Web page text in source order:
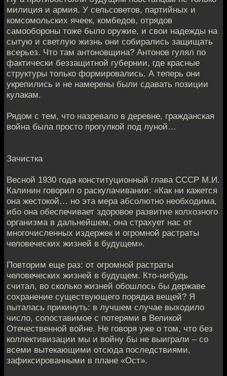
милиция и армия. У сельсоветов, партийных и
комсомольских ячеек, комбедов, отрядов
самообороны тоже было оружие, и свои надежды на
сытую и светлую жизнь они собирались защищать
всерьез. Что там антоновщина? Антонов гулял по
фактически беззащитной губернии, где красные
структуры только формировались. А теперь они
укрепились и не намерены были сдавать позиции
кулакам.
Рядом с тем, что назревало в деревне, гражданская
война была просто прогулкой под луной…
Зачистка
Весной 1930 года конституционный глава СССР М.И.
Калинин говорил о раскулачивании: «Как ни кажется
она жестокой… но эта мера абсолютно необходима,
ибо она обеспечивает здоровое развитие колхозного
организма в дальнейшем, она страхует нас от
многочисленных издержек и огромной растраты
человеческих жизней в будущем».
Повторим еще раз: от огромной растраты
человеческих жизней в будущем. Кто-нибудь
считал, во сколько жизней обошлось бы державе
сохранение существующего порядка вещей? Я
пыталась прикинуть: в лучшем случае выходило
число, сопоставимое с потерями в Великой
Отечественной войне. Не говоря уже о том, что без
коллективизации мы и войну бы не выиграли – со
всеми вытекающими отсюда последствиями,
зафиксированными в плане «Ост».